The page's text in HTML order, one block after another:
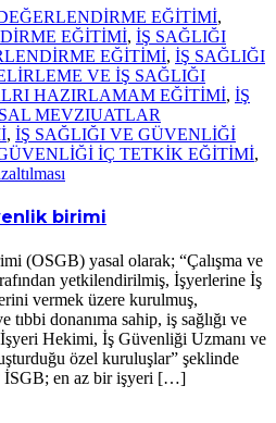
EĞİTİMİ,
EĞİTİMİ, İŞ SAĞLIĞI
EĞİTİMİ, İŞ SAĞLIĞI
VE İŞ SAĞLIĞI
HAZIRLAMAM EĞİTİMİ, İŞ
MEVZIUATLAR
, İŞ SAĞLIĞI VE GÜVENLİĞİ
İÇ TETKİK EĞİTİMİ,
birimi
(OSGB) yasal olarak; “Çalışma ve
yetkilendirilmiş, İşyerlerine İş
vermek üzere kurulmuş,
donanıma sahip, iş sağlığı ve
Hekimi, İş Güvenliği Uzmanı ve
özel kuruluşlar” şeklinde
İSGB; en az bir işyeri […]